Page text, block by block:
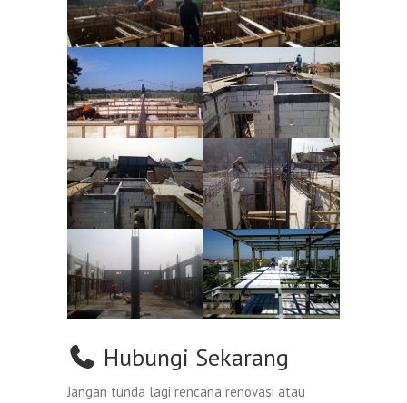
Hubungi Sekarang
Jangan tunda lagi rencana renovasi atau